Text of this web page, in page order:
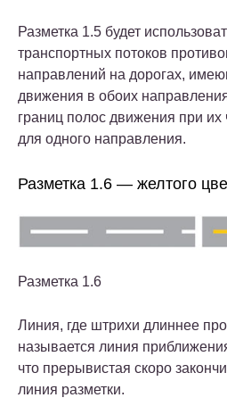
Разметка 1.5 будет
транспортных потоков
направлений на дорогах,
движения в обоих
границ полос движения при
для одного направления.
Разметка 1.6 — желтого
Разметка 1.6
Линия, где штрихи длиннее
называется линия
что прерывистая скоро
линия разметки.